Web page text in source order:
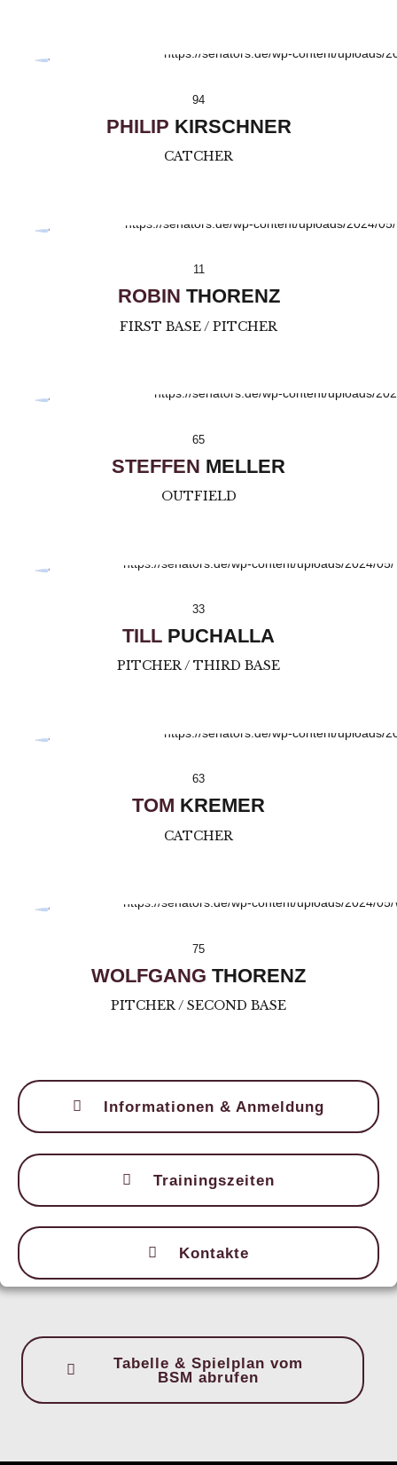
94
PHILIP KIRSCHNER
CATCHER
11
ROBIN THORENZ
FIRST BASE / PITCHER
65
STEFFEN MELLER
OUTFIELD
33
TILL PUCHALLA
PITCHER / THIRD BASE
63
TOM KREMER
CATCHER
75
WOLFGANG THORENZ
PITCHER / SECOND BASE
Informationen & Anmeldung
Trainingszeiten
Kontakte
Tabelle & Spielplan vom
BSM abrufen